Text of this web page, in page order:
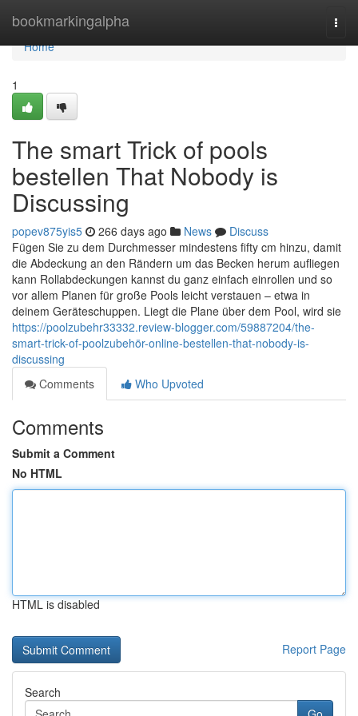
bookmarkingalpha
Home
Home
1
The smart Trick of pools
bestellen That Nobody is
Discussing
popev875yis5 266 days ago News
Discuss
Fügen Sie zu dem Durchmesser mindestens fifty cm hinzu, damit
die Abdeckung an den Rändern um das Becken herum aufliegen
kann Rollabdeckungen kannst du ganz einfach einrollen und so
vor allem Planen für große Pools leicht verstauen – etwa in
deinem Geräteschuppen. Liegt die Plane über dem Pool, wird sie
https://poolzubehr33332.review-blogger.com/59887204/the-
smart-trick-of-poolzubehör-online-bestellen-that-nobody-is-
discussing
Comments
Who Upvoted
Comments
Submit a Comment
No HTML
HTML is disabled
Report Page
Search